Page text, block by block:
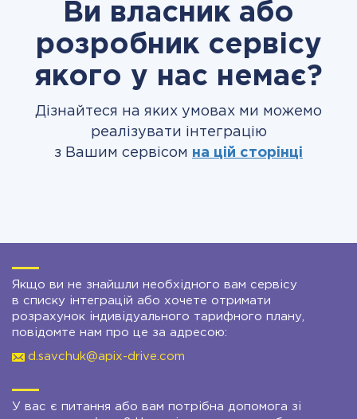
Ви власник або
розробник сервісу
якого у нас немає?
Дізнайтеся на яких умовах ми можемо
реалізувати інтеграцію
з Вашим сервісом на цій сторінці
Якщо ви не знайшли необхідного вам сервісу
в списку інтеграцій або хочете отримати
розрахунок індивідуального тарифного плану,
повідомте нам про це за адресою:
d.savchuk@apix-drive.com
У вас є питання або вам потрібна допомога зі